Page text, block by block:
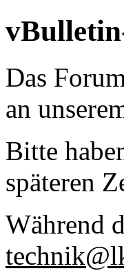
Das
an
Bitte
späteren
Während